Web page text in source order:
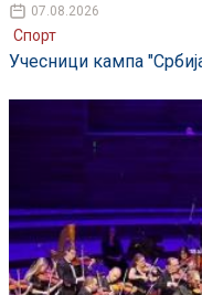
07.08.2026
Спорт
Учесници кампа